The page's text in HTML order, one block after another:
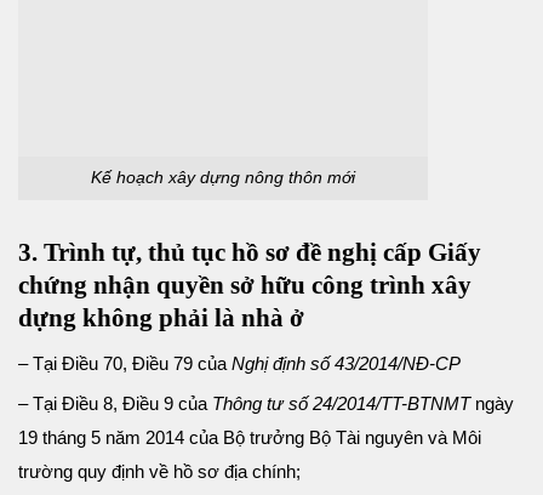
Kế hoạch xây dựng nông thôn mới
3. Trình tự, thủ tục hồ sơ đề nghị cấp Giấy
chứng nhận quyền sở hữu công trình xây
dựng không phải là nhà ở
– Tại Điều 70, Điều 79 của Nghị định số 43/2014/NĐ-CP
– Tại Điều 8, Điều 9 của Thông tư số 24/2014/TT-BTNMTngày
19 tháng 5 năm 2014 của Bộ trưởng Bộ Tài nguyên và Môi
trường quy định về hồ sơ địa chính;